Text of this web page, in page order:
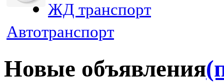
ЖД транспорт
Автотранспорт
Новые объявления